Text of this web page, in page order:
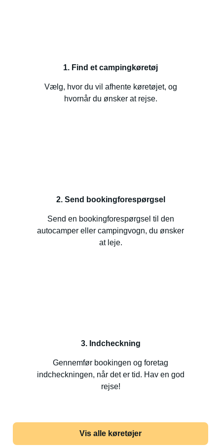
1. Find et campingkøretøj
Vælg, hvor du vil afhente køretøjet, og
hvornår du ønsker at rejse.
2. Send bookingforespørgsel
Send en bookingforespørgsel til den
autocamper eller campingvogn, du ønsker
at leje.
3. Indcheckning
Gennemfør bookingen og foretag
indcheckningen, når det er tid. Hav en god
rejse!
Vis alle køretøjer